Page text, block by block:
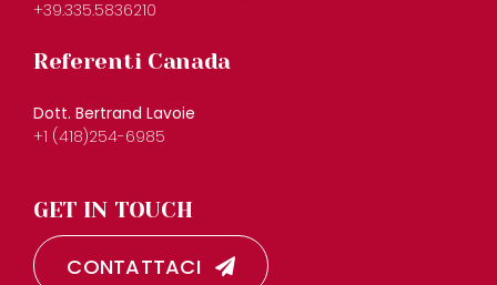
+39.335.5836210
Referenti Canada
Dott. Bertrand Lavoie
+1 (418)254-6985
GET IN TOUCH
CONTATTACI